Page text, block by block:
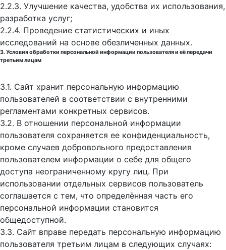
2.2.3. Улучшение качества, удобства их использования,
разработка услуг;
2.2.4. Проведение статистических и иных
исследований на основе обезличенных данных.
3. Условия обработки персональной информации пользователя и её передачи
третьим лицам
3.1. Сайт хранит персональную информацию
пользователей в соответствии с внутренними
регламентами конкретных сервисов.
3.2. В отношении персональной информации
пользователя сохраняется ее конфиденциальность,
кроме случаев добровольного предоставления
пользователем информации о себе для общего
доступа неограниченному кругу лиц. При
использовании отдельных сервисов пользователь
соглашается с тем, что определённая часть его
персональной информации становится
общедоступной.
3.3. Сайт вправе передать персональную информацию
пользователя третьим лицам в следующих случаях: